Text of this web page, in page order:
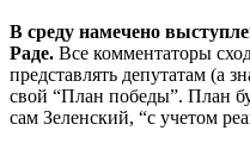
В среду намечено
Раде. Все комментаторы
представлять депутатам (а
свой “План победы”. План
сам Зеленский, “с учетом